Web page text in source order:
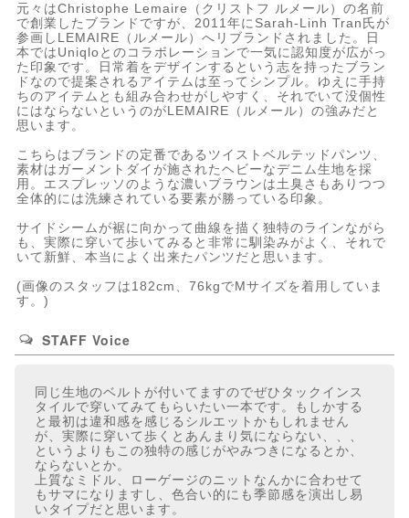
元々はChristophe Lemaire（クリストフ ルメール）の名前
で創業したブランドですが、2011年にSarah-Linh Tran氏が
参画しLEMAIRE（ルメール）へリブランドされました。日
本ではUniqloとのコラボレーションで一気に認知度が広がっ
た印象です。日常着をデザインするという志を持ったブラン
ドなので提案されるアイテムは至ってシンプル。ゆえに手持
ちのアイテムとも組み合わせがしやすく、それでいて没個性
にはならないというのがLEMAIRE（ルメール）の強みだと
思います。
こちらはブランドの定番であるツイストベルテッドパンツ、
素材はガーメントダイが施されたヘビーなデニム生地を採
用。エスプレッソのような濃いブラウンは土臭さもありつつ
全体的には洗練されている要素が勝っている印象。
サイドシームが裾に向かって曲線を描く独特のラインながら
も、実際に穿いて歩いてみると非常に馴染みがよく、それで
いて新鮮、本当によく出来たパンツだと思います。
(画像のスタッフは182cm、76kgでMサイズを着用していま
す。)
STAFF Voice
同じ生地のベルトが付いてますのでぜひタックインス
タイルで穿いてみてもらいたい一本です。もしかする
と最初は違和感を感じるシルエットかもしれません
が、実際に穿いて歩くとあんまり気にならない、、、
というよりもこの独特の感じがやみつきになるとか、
ならないとか。
上質なミドル、ローゲージのニットなんかに合わせて
もサマになりますし、色合い的にも季節感を演出し易
いタイプだと思います。